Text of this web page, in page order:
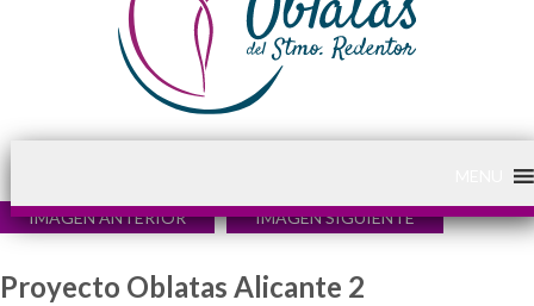
IMAGEN ANTERIOR IMAGEN SIGUIENTE
Proyecto Oblatas Alicante 2